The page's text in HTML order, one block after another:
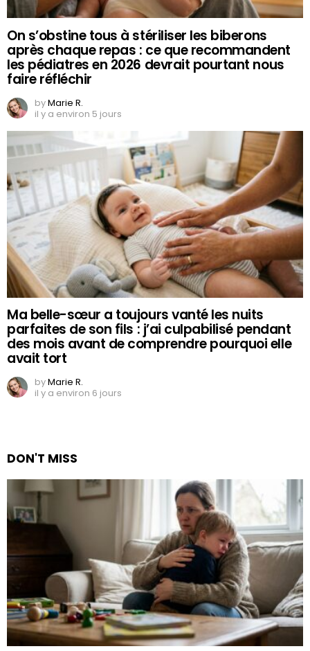
On s’obstine tous à stériliser les biberons
après chaque repas : ce que recommandent
les pédiatres en 2026 devrait pourtant nous
faire réfléchir
byMarie R.
il y a environ 5 jours
Ma belle-sœur a toujours vanté les nuits
parfaites de son fils : j’ai culpabilisé pendant
des mois avant de comprendre pourquoi elle
avait tort
byMarie R.
il y a environ 6 jours
DON'T MISS